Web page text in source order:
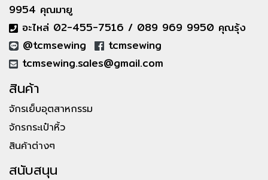
9954 คุณมายู
อะไหล่ 02-455-7516 / 089 969 9950 คุณรุ้ง
@tcmsewing
tcmsewing
tcmsewing.sales@gmail.com
สินค้า
จักรเย็บอุตสาหกรรม
จักรกระเป๋าหิ้ว
สินค้าต่างๆ
สนับสนุน